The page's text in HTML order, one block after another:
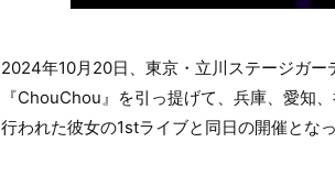
2024年10月20日、東京・立川ステージガー
『ChouChou』を引っ提げて、兵庫、愛知
行われた彼女の1stライブと同日の開催となっ